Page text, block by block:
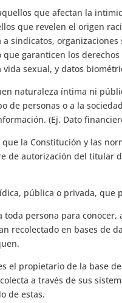
que afectan la
que revelen el origen
sindicatos,
garanticen los
sexual, y datos
naturaleza íntima ni
de personas o a la
(Ej. Dato
la Constitución y las
de autorización del titular
pública o privada, que
persona para
recolectado en bases de
es el propietario de la base
a través de sus
de estas.